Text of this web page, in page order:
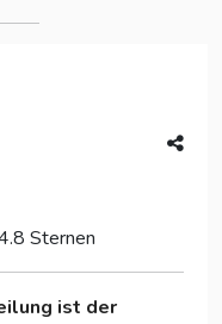
Sternen
ist der